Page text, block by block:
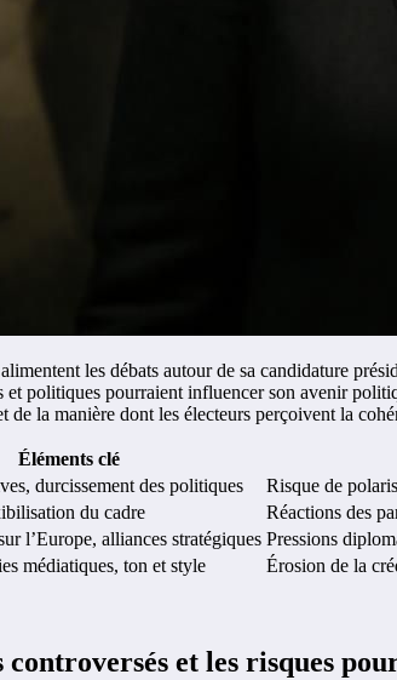
les débats autour de sa candidature
politiques pourraient influencer son avenir
de la manière dont les électeurs perçoivent la
Éléments clé
durcissement des politiques
Risque de
du cadre
Réactions des
l’Europe, alliances stratégiques Pressions
médiatiques, ton et style Érosion de la
et les risques